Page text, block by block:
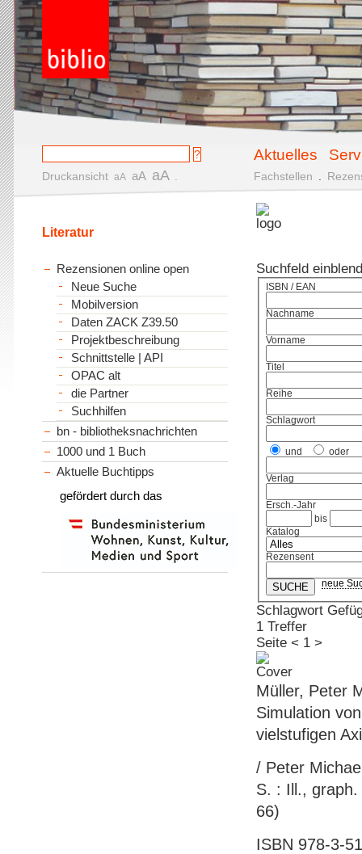
Aktuelles
Druckansicht aA aA aA Fachstellen
Suchfeld
ISBN / EAN
Nachname
Vorname
Titel
Reihe
Schlagwort
und oder
Verlag
Ersch.-Jahr
bis
Katalog
Rezensent
neue
Schlagwort
1 Treffer
Seite < 1 >
Müller, Peter
Simulation
vielstufigen
/ Peter
S. : Ill.,
66)
ISBN 978-3-
Literatur
Rezensionen online open
Neue Suche
Mobilversion
Daten ZACK Z39.50
Projektbeschreibung
Schnittstelle | API
OPAC alt
die Partner
Suchhilfen
bn - bibliotheksnachrichten
1000 und 1 Buch
Aktuelle Buchtipps
gefördert durch das